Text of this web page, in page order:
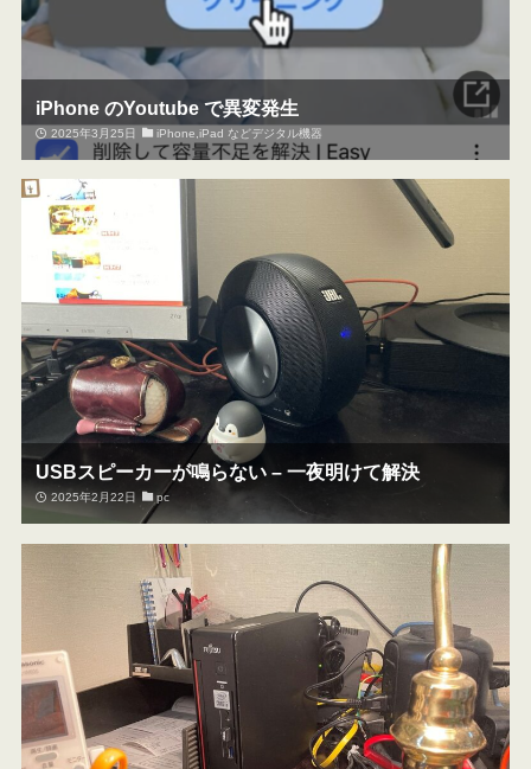
iPhone のYoutube で異変発生
2025年3月25日 iPhone,iPad などデジタル機器
USBスピーカーが鳴らない – 一夜明けて解決
2025年2月22日 pc